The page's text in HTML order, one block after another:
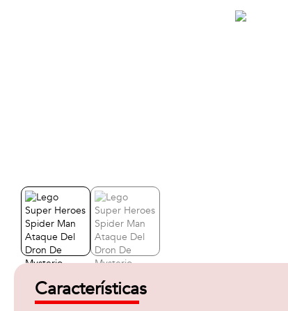
Características